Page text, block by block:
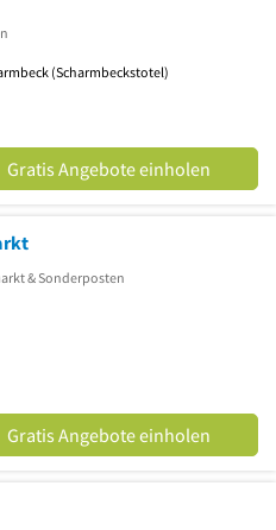
(Scharmbeckstotel)
Gratis Angebote einholen
& Sonderposten
Gratis Angebote einholen